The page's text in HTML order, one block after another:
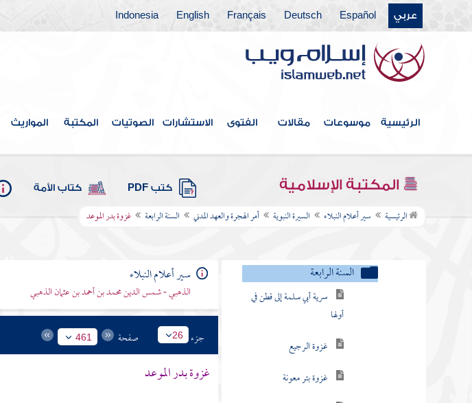
عربي Español
Deutsch
Français
English
Indonesia
الرئيسية موسوعات مقالات الفتوى الاستشارات الصوتيات المكتبة المواريث
المكتبة الإسلامية كتب PDF كتاب الأمة
الرئيسية سير أعلام النبلاء السيرة النبوية أمر الهجرة والعهد المدني السنة الرابعة غزوة بدر الموعد
ذكر بعثة النبي صلى الله عليه وسلم
والدعوة في مكة
أمر الهجرة والعهد المدني
ذكر أول من هاجر إلى المدينة
سياق خروج النبي صلى الله عليه
سنة اثنتين
سنة ثلاث
السنة الرابعة
سرية أبي سلمة إلى قطن في
أولها
سير أعلام النبلاء
الذهبي - شمس الدين محمد بن أحمد بن عثمان الذهبي
جزء 26 صفحة 461
غزوةبدرالموعد